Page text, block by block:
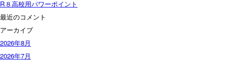
R８高校用パワーポイント
最近のコメント
アーカイブ
2026年8月
2026年7月